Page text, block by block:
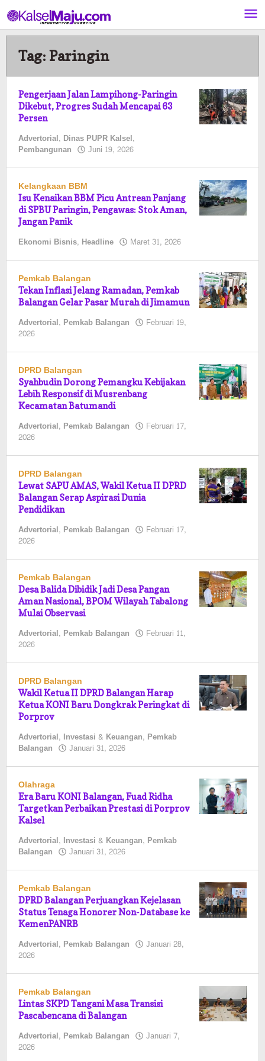
ke
konten
Tag: Paringin
Pengerjaan Jalan Lampihong-Paringin
Dikebut, Progres Sudah Mencapai 63
Persen
Advertorial, Dinas PUPR Kalsel,
Pembangunan Juni 19, 2026
Pimred
Kelangkaan BBM
Isu Kenaikan BBM Picu Antrean Panjang
di SPBU Paringin, Pengawas: Stok Aman,
Jangan Panik
Ekonomi Bisnis, Headline Maret 31, 2026
Pemkab Balangan
Tekan Inflasi Jelang Ramadan, Pemkab
Balangan Gelar Pasar Murah di Jimamun
Advertorial, Pemkab Balangan Februari 19,
2026
DPRD Balangan
Syahbudin Dorong Pemangku Kebijakan
Lebih Responsif di Musrenbang
Kecamatan Batumandi
Advertorial, Pemkab Balangan Februari 17,
2026
DPRD Balangan
Lewat SAPU AMAS, Wakil Ketua II DPRD
Balangan Serap Aspirasi Dunia
Pendidikan
Advertorial, Pemkab Balangan Februari 17,
2026
Pemkab Balangan
Desa Balida Dibidik Jadi Desa Pangan
Aman Nasional, BPOM Wilayah Tabalong
Mulai Observasi
Advertorial, Pemkab Balangan Februari 11,
2026
DPRD Balangan
Wakil Ketua II DPRD Balangan Harap
Ketua KONI Baru Dongkrak Peringkat di
Porprov
Advertorial, Investasi & Keuangan, Pemkab
Balangan Januari 31, 2026
Olahraga
Era Baru KONI Balangan, Fuad Ridha
Targetkan Perbaikan Prestasi di Porprov
Kalsel
Advertorial, Investasi & Keuangan, Pemkab
Balangan Januari 31, 2026
Pemkab Balangan
DPRD Balangan Perjuangkan Kejelasan
Status Tenaga Honorer Non-Database ke
KemenPANRB
Advertorial, Pemkab Balangan Januari 28,
2026
Pemkab Balangan
Lintas SKPD Tangani Masa Transisi
Pascabencana di Balangan
Advertorial, Pemkab Balangan Januari 7,
2026